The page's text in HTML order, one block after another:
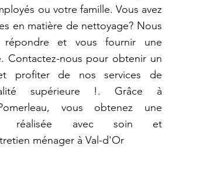
ou votre famille. Vous avez
en matière de nettoyage? Nous
et vous fournir une
Contactez-nous pour obtenir un
profiter de nos services de
supérieure !. Grâce à
vous obtenez une
réalisée avec soin et
ménager à Val-d'Or